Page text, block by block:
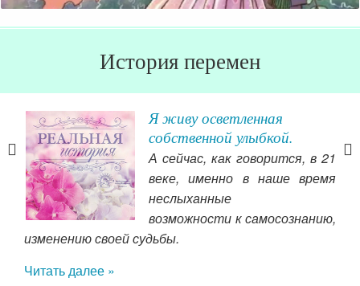
История перемен
Я живу осветленная
собственной улыбкой.
А сейчас, как говорится, в 21
веке, именно в наше время
неслыханные
возможности к самосознанию,
изменению своей судьбы.
Читать далее »